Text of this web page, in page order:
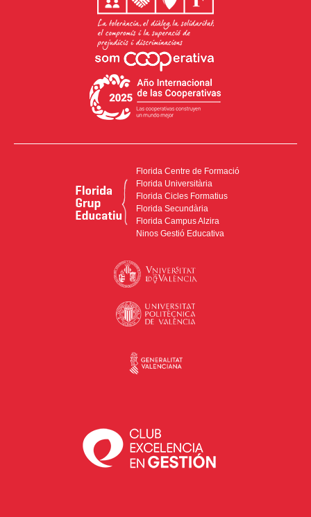
Florida Centre de Formació
Florida Universitària
Florida Cicles Formatius
Florida Secundària
Florida Campus Alzira
Ninos Gestió Educativa